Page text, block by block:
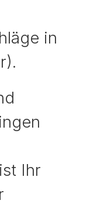
in
Ihr